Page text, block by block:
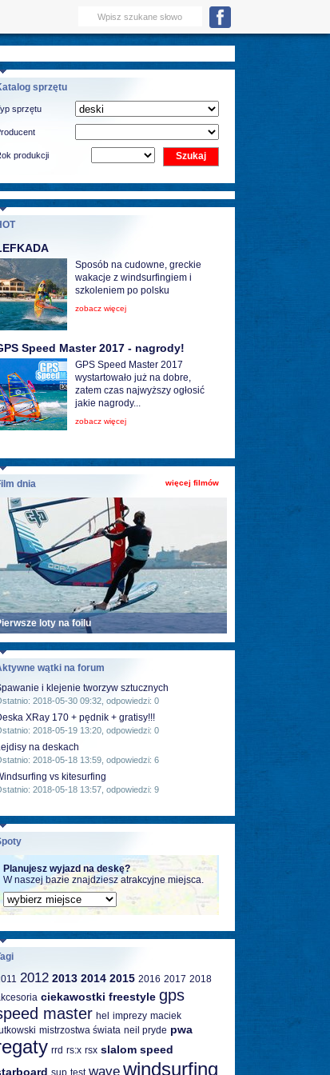
sprzętu
sprzętu
produkcji
Sposób na cudowne, greckie
wakacje z windsurfingiem i
szkoleniem po polsku
zobacz więcej
Speed Master 2017 - nagrody!
GPS Speed Master 2017
wystartowało już na dobre,
zatem czas najwyższy ogłosić
jakie nagrody...
zobacz więcej
więcej filmów
dnia
loty na foilu
wątki na forum
i klejenie tworzyw sztucznych
2018-05-30 09:32, odpowiedzi: 0
XRay 170 + pędnik + gratisy!!!
2018-05-19 13:20, odpowiedzi: 0
na deskach
2018-05-18 13:59, odpowiedzi: 6
vs kitesurfing
2018-05-18 13:57, odpowiedzi: 9
Planujesz wyjazd na deskę?
W naszej bazie znajdziesz atrakcyjne miejsca.
2012 2013 2014 2015 2016 2017 2018
ciekawostki freestyle gps
master hel imprezy maciek
mistrzostwa świata neil pryde pwa
rrd rs:x rsx slalom speed
sup test wave windsurfing